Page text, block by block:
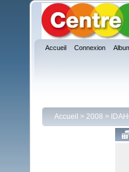
Accueil Connexion
Accueil > 2008 >